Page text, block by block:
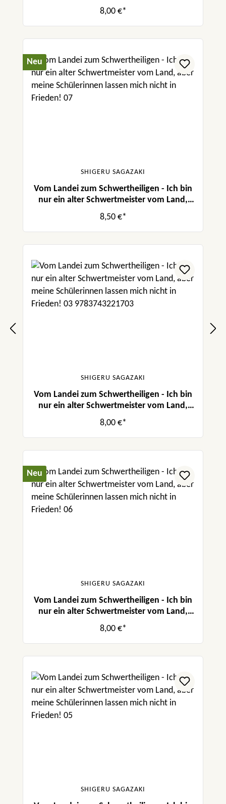
aber meine Schülerinnen lassen mich nicht
in Frieden! 01
8,00 €*
Neu
SHIGERU SAGAZAKI
Vom Landei zum Schwertheiligen - Ich bin
nur ein alter Schwertmeister vom Land,
aber meine Schülerinnen lassen mich nicht
in Frieden! 07
8,50 €*
SHIGERU SAGAZAKI
Vom Landei zum Schwertheiligen - Ich bin
nur ein alter Schwertmeister vom Land,
aber meine Schülerinnen lassen mich nicht
in Frieden! 03
8,00 €*
Neu
SHIGERU SAGAZAKI
Vom Landei zum Schwertheiligen - Ich bin
nur ein alter Schwertmeister vom Land,
aber meine Schülerinnen lassen mich nicht
in Frieden! 06
8,00 €*
SHIGERU SAGAZAKI